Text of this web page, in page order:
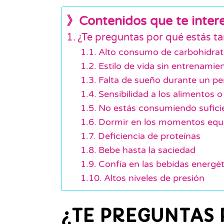
》Contenidos que te
¿Te preguntas por qué estás
Alto consumo de
Estilo de vida sin
Falta de sueño durante un
Sensibilidad a los alimentos
No estás consumiendo
Dormir en los momentos
Deficiencia de proteínas
Bebe hasta la saciedad
Confía en las bebidas
Altos niveles de presión
¿TE PREGUNTAS